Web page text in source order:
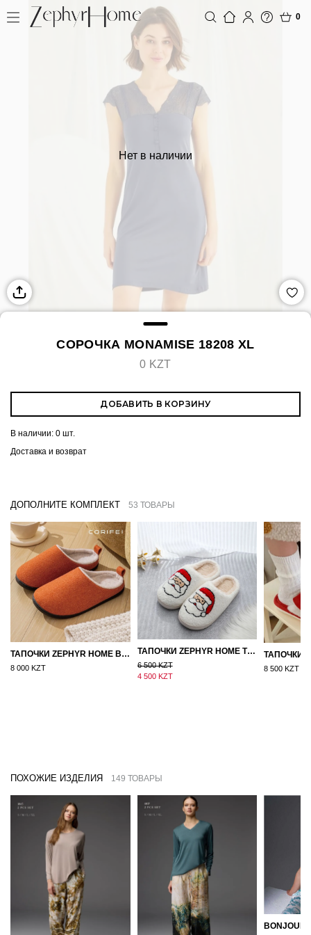
0
Нет в наличии
СОРОЧКА MONAMISE 18208 XL
0 KZT
ДОБАВИТЬ В КОРЗИНУ
В наличии: 0 шт.
Доставка и возврат
ДОПОЛНИТЕ КОМПЛЕКТ 53 ТОВАРЫ
ТАПОЧКИ ZEPHYR HOME ВОЙЛОК ОРАНЖЕВЫЙ
8 000 KZT
ТАПОЧКИ ZEPHYR HOME ТЕДДИ ДЕД МОРОЗ NEW
6 500 KZT
4 500 KZT
8 500 KZT
ПОХОЖИЕ ИЗДЕЛИЯ 149 ТОВАРЫ